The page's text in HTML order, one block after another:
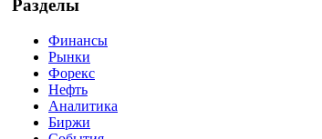
Разделы
Финансы
Рынки
Форекс
Нефть
Аналитика
Биржи